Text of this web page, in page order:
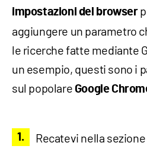
impostazioni del browser
aggiungere un parametro
le ricerche fatte mediante
un esempio, questi sono i
sul popolare Google
Recatevi nella sezione